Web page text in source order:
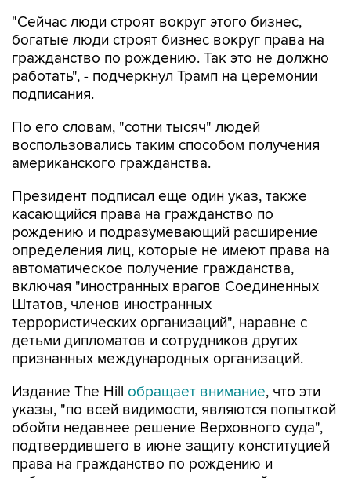
"Сейчас люди строят вокруг этого бизнес,
богатые люди строят бизнес вокруг права на
гражданство по рождению. Так это не должно
работать", - подчеркнул Трамп на церемонии
подписания.
По его словам, "сотни тысяч" людей
воспользовались таким способом получения
американского гражданства.
Президент подписал еще один указ, также
касающийся права на гражданство по
рождению и подразумевающий расширение
определения лиц, которые не имеют права на
автоматическое получение гражданства,
включая "иностранных врагов Соединенных
Штатов, членов иностранных
террористических организаций", наравне с
детьми дипломатов и сотрудников других
признанных международных организаций.
Издание The Hill обращает внимание, что эти
указы, "по всей видимости, являются попыткой
обойти недавнее решение Верховного суда",
подтвердившего в июне защиту конституцией
права на гражданство по рождению и